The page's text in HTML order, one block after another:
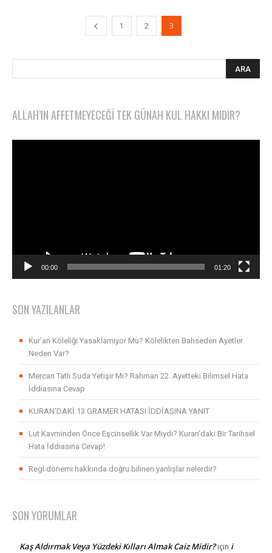
1 2 3
ALLAH’IN AFFETMEYECEĞI TEK GÜNAH KUL HAKKI MIDIR?
00:00 01:20
SON YAZILANLAR
Kur’an Köleliği Yasaklamıyor Mu? Kölelikten Bahseden Ayetler
Neden Var?
Mercan Tatlı Suda Yetişir Mi? Rahman 22. Ayetteki Bilimsel Hata
İddiasına Cevap
KURAN’DAKİ 13 GRAMER HATASI İDDİASINA YANIT
Lut Kavminden Önce Eşcinsellik Var Mıydı? Kuran’daki Bir Tarihsel
Hata İddiasına Cevap!
Regl dönemi hakkında doğru bilinen yanlışlar nelerdir?
SON YORUMLAR
Kaş Aldırmak Veya Yüzdeki Kılları Almak Caiz Midir?için i